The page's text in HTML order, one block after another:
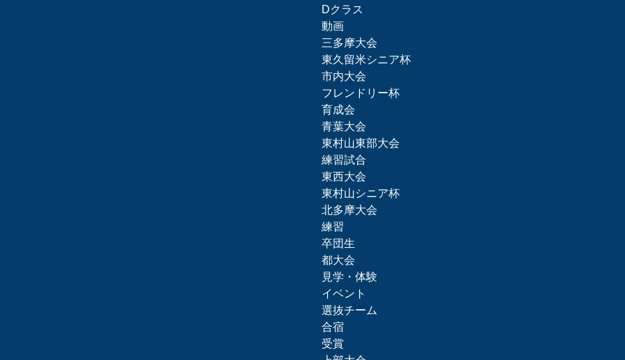
Dクラス
動画
三多摩大会
東久留米シニア杯
市内大会
フレンドリー杯
育成会
青葉大会
東村山東部大会
練習試合
東西大会
東村山シニア杯
北多摩大会
練習
卒団生
都大会
見学・体験
イベント
選抜チーム
合宿
受賞